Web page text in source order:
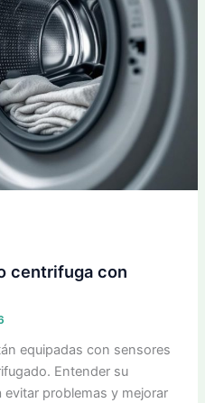
centrifuga con
equipadas con sensores
Entender su
problemas y mejorar